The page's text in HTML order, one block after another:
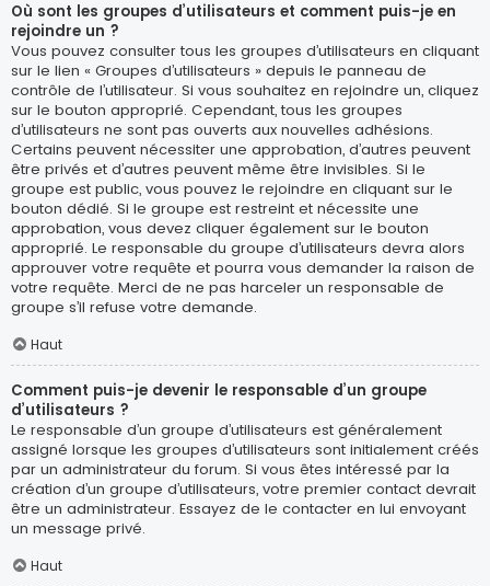
Où sont les groupes d’utilisateurs et comment puis-je en
rejoindre un ?
Vous pouvez consulter tous les groupes d’utilisateurs en cliquant
sur le lien « Groupes d’utilisateurs » depuis le panneau de
contrôle de l’utilisateur. Si vous souhaitez en rejoindre un, cliquez
sur le bouton approprié. Cependant, tous les groupes
d’utilisateurs ne sont pas ouverts aux nouvelles adhésions.
Certains peuvent nécessiter une approbation, d’autres peuvent
être privés et d’autres peuvent même être invisibles. Si le
groupe est public, vous pouvez le rejoindre en cliquant sur le
bouton dédié. Si le groupe est restreint et nécessite une
approbation, vous devez cliquer également sur le bouton
approprié. Le responsable du groupe d’utilisateurs devra alors
approuver votre requête et pourra vous demander la raison de
votre requête. Merci de ne pas harceler un responsable de
groupe s’il refuse votre demande.
Haut
Comment puis-je devenir le responsable d’un groupe
d’utilisateurs ?
Le responsable d’un groupe d’utilisateurs est généralement
assigné lorsque les groupes d’utilisateurs sont initialement créés
par un administrateur du forum. Si vous êtes intéressé par la
création d’un groupe d’utilisateurs, votre premier contact devrait
être un administrateur. Essayez de le contacter en lui envoyant
un message privé.
Haut